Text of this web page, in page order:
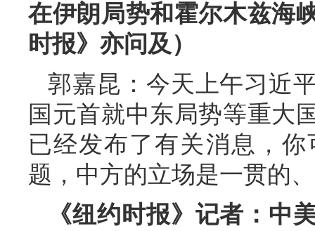
在伊朗局势和霍尔木兹海
时报》亦问及）
郭嘉昆：今天上午习近
国元首就中东局势等重大
已经发布了有关消息，
题，中方的立场是一贯的
《纽约时报》记者：中